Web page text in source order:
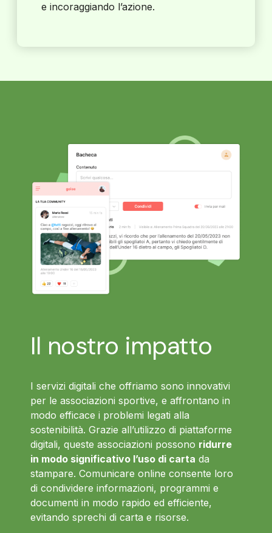
e incoraggiando l’azione.
Il nostro impatto
I servizi digitali che offriamo sono innovativi
per le associazioni sportive, e affrontano in
modo efficace i problemi legati alla
sostenibilità. Grazie all’utilizzo di piattaforme
digitali, queste associazioni possono ridurre
in modo significativo l’uso di carta da
stampare. Comunicare online consente loro
di condividere informazioni, programmi e
documenti in modo rapido ed efficiente,
evitando sprechi di carta e risorse.